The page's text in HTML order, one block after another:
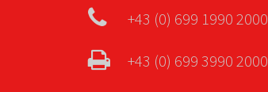
+43 (0) 699 1990 2000
+43 (0) 699 3990 2000